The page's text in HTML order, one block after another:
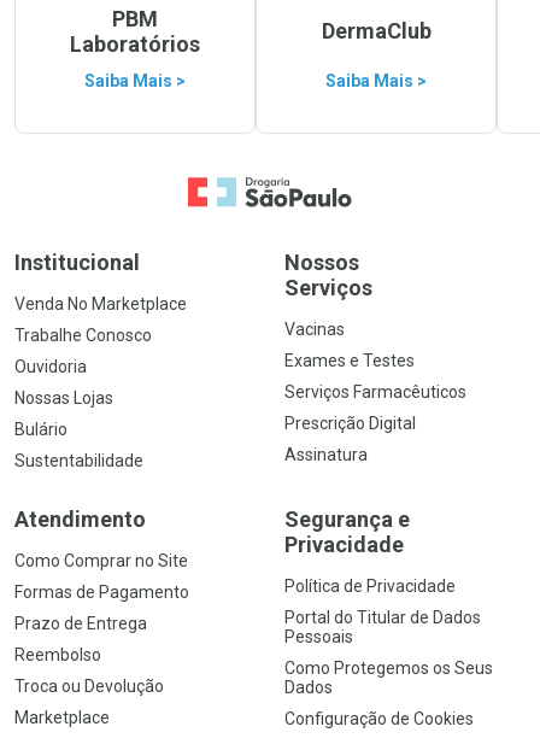
PBM
Laboratórios
Saiba Mais >
DermaClub
Saiba Mais >
Ir para a Home
Institucional
Venda No Marketplace
Trabalhe Conosco
Ouvidoria
Nossas Lojas
Bulário
Sustentabilidade
Nossos
Serviços
Vacinas
Exames e Testes
Serviços Farmacêuticos
Prescrição Digital
Assinatura
Atendimento
Como Comprar no Site
Formas de Pagamento
Prazo de Entrega
Reembolso
Troca ou Devolução
Marketplace
Segurança e
Privacidade
Política de Privacidade
Portal do Titular de Dados
Pessoais
Como Protegemos os Seus
Dados
Configuração de Cookies